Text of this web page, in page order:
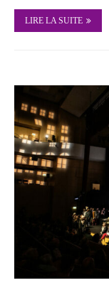
LIRE LA SUITE